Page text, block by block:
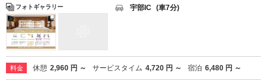
フォトギャラリー
宇部IC (車7分)
料金 休憩 2,960 円 ～ サービスタイム 4,720 円 ～ 宿泊 6,480 円 ～